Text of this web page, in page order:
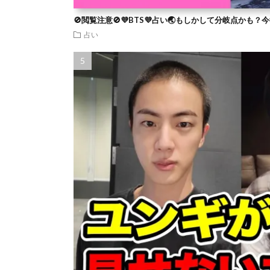
🚫閲覧注意🚫💜BTS💜占い🌏もしかして分岐点かも？
占い